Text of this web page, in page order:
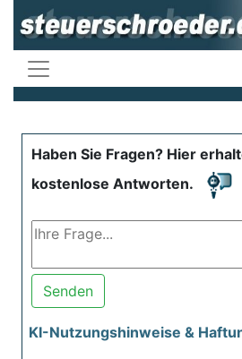
Haben Sie Fragen? Hier
kostenlose Antworten.
Senden
KI-Nutzungshinweise &